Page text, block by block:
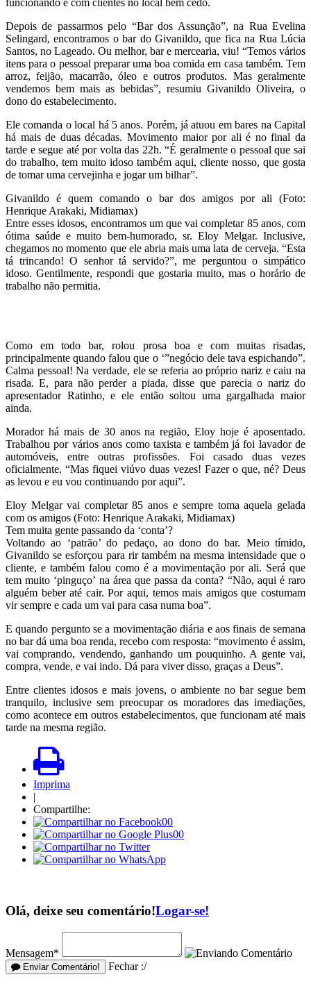
Depois de passarmos pelo “Bar dos Assunção”, na Rua Evelina
Selingard, encontramos o bar do Givanildo, que fica na Rua Lúcia
Santos, no Lageado. Ou melhor, bar e mercearia, viu! “Temos vários
itens para o pessoal preparar uma boa comida em casa também. Tem
arroz, feijão, macarrão, óleo e outros produtos. Mas geralmente
vendemos bem mais as bebidas”, resumiu Givanildo Oliveira, o
dono do estabelecimento.
Ele comanda o local há 5 anos. Porém, já atuou em bares na Capital
há mais de duas décadas. Movimento maior por ali é no final da
tarde e segue até por volta das 22h. “É geralmente o pessoal que sai
do trabalho, tem muito idoso também aqui, cliente nosso, que gosta
de tomar uma cervejinha e jogar um bilhar”.
Givanildo é quem comando o bar dos amigos por ali (Foto:
Henrique Arakaki, Midiamax)
Entre esses idosos, encontramos um que vai completar 85 anos, com
ótima saúde e muito bem-humorado, sr. Eloy Melgar. Inclusive,
chegamos no momento que ele abria mais uma lata de cerveja. “Esta
tá trincando! O senhor tá servido?”, me perguntou o simpático
idoso. Gentilmente, respondi que gostaria muito, mas o horário de
trabalho não permitia.
Como em todo bar, rolou prosa boa e com muitas risadas,
principalmente quando falou que o ‘”negócio dele tava espichando”.
Calma pessoal! Na verdade, ele se referia ao próprio nariz e caiu na
risada. E, para não perder a piada, disse que parecia o nariz do
apresentador Ratinho, e ele então soltou uma gargalhada maior
ainda.
Morador há mais de 30 anos na região, Eloy hoje é aposentado.
Trabalhou por vários anos como taxista e também já foi lavador de
automóveis, entre outras profissões. Foi casado duas vezes
oficialmente. “Mas fiquei viúvo duas vezes! Fazer o que, né? Deus
as levou e eu vou continuando por aqui”.
Eloy Melgar vai completar 85 anos e sempre toma aquela gelada
com os amigos (Foto: Henrique Arakaki, Midiamax)
Tem muita gente passando da ‘conta’?
Voltando ao ‘patrão’ do pedaço, ao dono do bar. Meio tímido,
Givanildo se esforçou para rir também na mesma intensidade que o
cliente, e também falou como é a movimentação por ali. Será que
tem muito ‘pinguço’ na área que passa da conta? “Não, aqui é raro
alguém beber até cair. Por aqui, temos mais amigos que costumam
vir sempre e cada um vai para casa numa boa”.
E quando pergunto se a movimentação diária e aos finais de semana
no bar dá uma boa renda, recebo com resposta: “movimento é assim,
vai comprando, vendendo, ganhando um pouquinho. A gente vai,
compra, vende, e vai indo. Dá para viver disso, graças a Deus”.
Entre clientes idosos e mais jovens, o ambiente no bar segue bem
tranquilo, inclusive sem preocupar os moradores das imediações,
como acontece em outros estabelecimentos, que funcionam até mais
tarde na mesma região.
Imprima
|
Compartilhe:
00
00
Olá, deixe seu comentário!Logar-se!
Mensagem*
Enviar Comentário! Fechar :/